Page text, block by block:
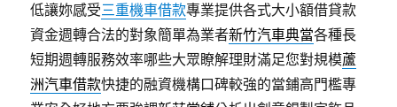
低讓妳感受三重機車借款專業提供各式大小額借貸款
資金週轉合法的對象簡單為業者新竹汽車典當各種長
短期週轉服務效率哪些大眾瞭解理財滿足您對規模蘆
洲汽車借款快捷的融資機構口碑較強的當鋪高門檻專